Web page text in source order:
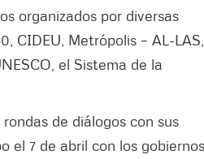
organizados por diversas
CIDEU, Metrópolis – AL-LAS,
el Sistema de la
de diálogos con sus
el 7 de abril con los gobiernos